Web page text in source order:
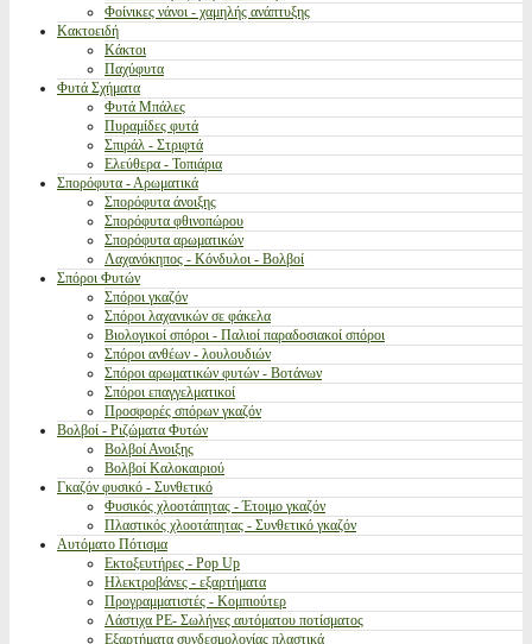
Φοίνικες νάνοι - χαμηλής ανάπτυξης
Κακτοειδή
Κάκτοι
Παχύφυτα
Φυτά Σχήματα
Φυτά Μπάλες
Πυραμίδες φυτά
Σπιράλ - Στριφτά
Ελεύθερα - Τοπιάρια
Σπορόφυτα - Αρωματικά
Σπορόφυτα άνοιξης
Σπορόφυτα φθινοπώρου
Σπορόφυτα αρωματικών
Λαχανόκηπος - Κόνδυλοι - Βολβοί
Σπόροι Φυτών
Σπόροι γκαζόν
Σπόροι λαχανικών σε φάκελα
Βιολογικοί σπόροι - Παλιοί παραδοσιακοί σπόροι
Σπόροι ανθέων - λουλουδιών
Σπόροι αρωματικών φυτών - Βοτάνων
Σπόροι επαγγελματικοί
Προσφορές σπόρων γκαζόν
Βολβοί - Ριζώματα Φυτών
Βολβοί Ανοιξης
Βολβοί Καλοκαιριού
Γκαζόν φυσικό - Συνθετικό
Φυσικός χλοοτάπητας - Έτοιμο γκαζόν
Πλαστικός χλοοτάπητας - Συνθετικό γκαζόν
Αυτόματο Πότισμα
Εκτοξευτήρες - Pop Up
Ηλεκτροβάνες - εξαρτήματα
Προγραμματιστές - Κομπιούτερ
Λάστιχα PE- Σωλήνες αυτόματου ποτίσματος
Εξαρτήματα συνδεσμολογίας πλαστικά